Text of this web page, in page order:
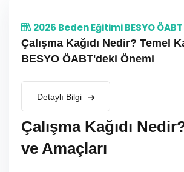
2026 Beden Eğitimi BESYO ÖABT
Çalışma Kağıdı Nedir? Temel
BESYO ÖABT'deki Önemi
Detaylı Bilgi
Çalışma Kağıdı
ve Amaçları